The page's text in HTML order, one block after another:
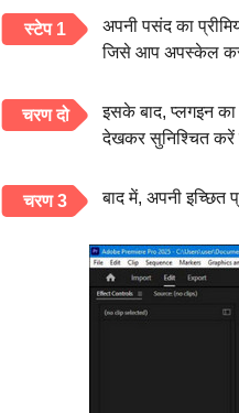
स्टेप 1
अपनी पसंद का
जिसे आप अपस्केल
चरण दो
इसके बाद, प्लगइन
देखकर सुनिश्चित करें
चरण 3 बाद में, अपनी इच्छित